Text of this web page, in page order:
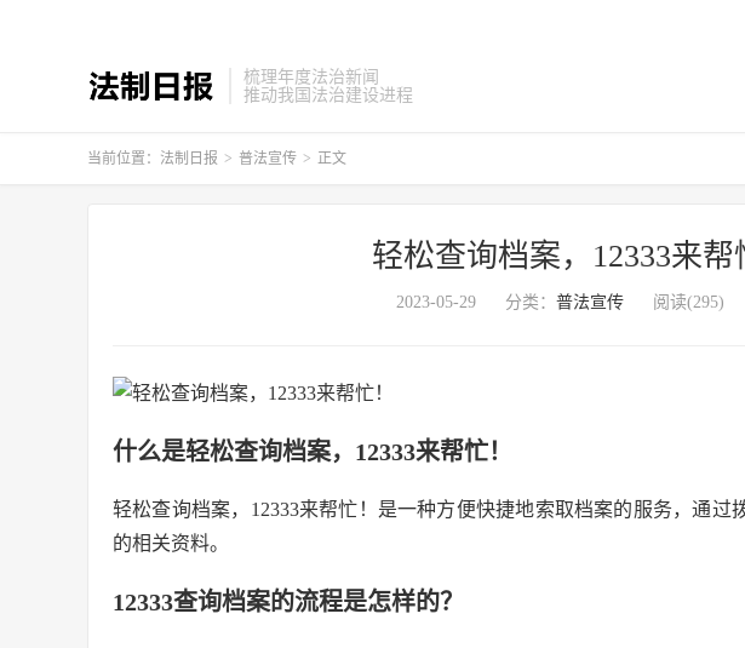
梳理年度法治新闻
推动我国法治建设进程
当前位置： 法制日报 > 普法宣传 > 正文
轻松查询档案，12333来帮
2023-05-29 分类： 普法宣传 阅读(295)
什么是轻松查询档案，12333来帮忙！
轻松查询档案，12333来帮忙！是一种方便快捷地索取档案的服务，通过
的相关资料。
12333查询档案的流程是怎样的？